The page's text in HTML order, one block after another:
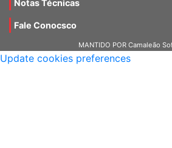
MANTIDO POR Camaleão Soft
Update cookies preferences